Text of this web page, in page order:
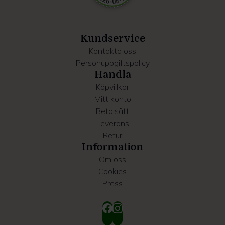
information som du har tillhandahållit eller som de har
Kundservice
Kontakta oss
Personuppgiftspolicy
Handla
Köpvillkor
Mitt konto
Betalsätt
Leverans
Retur
Information
Om oss
Cookies
Press